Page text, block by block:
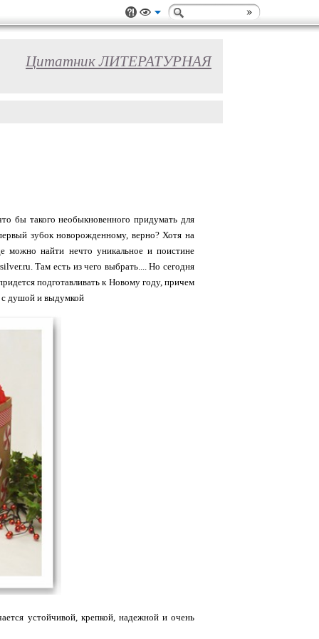
Цитатник ЛИТЕРАТУРНАЯ
бы такого необыкновенного придумать для
зубок новорожденному, верно? Хотя на
можно найти нечто уникальное и поистине
Там есть из чего выбрать.... Но сегодня
подготавливать к Новому году, причем
с душой и выдумкой
устойчивой, крепкой, надежной и очень